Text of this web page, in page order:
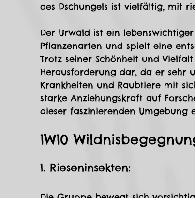
des Dschungels ist vielfältig, mit
Der Urwald ist ein
Pflanzenarten und spielt eine
Trotz seiner Schönheit und
Herausforderung dar, da er sehr
Krankheiten und Raubtiere mit
starke Anziehungskraft auf
dieser faszinierenden Umgebung
1W10
1. Rieseninsekten: